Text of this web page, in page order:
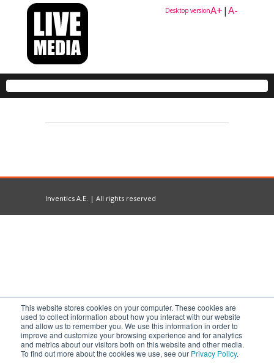
This website stores cookies on your computer. These cookies are
used to collect information about how you interact with our website
and allow us to remember you. We use this information in order to
improve and customize your browsing experience and for analytics
and metrics about our visitors both on this website and other media.
To find out more about the cookies we use, see our Privacy Policy.
A+|A-
Desktop version
Inventics A.E. | All rights reserved